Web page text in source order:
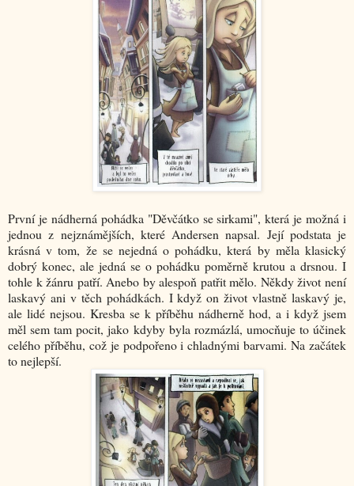
První je nádherná pohádka "Děvčátko se sirkami", která je možná i
jednou z nejznámějších, které Andersen napsal. Její podstata je
krásná v tom, že se nejedná o pohádku, která by měla klasický
dobrý konec, ale jedná se o pohádku poměrně krutou a drsnou. I
tohle k žánru patří. Anebo by alespoň patřit mělo. Někdy život není
laskavý ani v těch pohádkách. I když on život vlastně laskavý je,
ale lidé nejsou. Kresba se k příběhu nádherně hod, a i když jsem
měl sem tam pocit, jako kdyby byla rozmázlá, umocňuje to účinek
celého příběhu, což je podpořeno i chladnými barvami. Na začátek
to nejlepší.